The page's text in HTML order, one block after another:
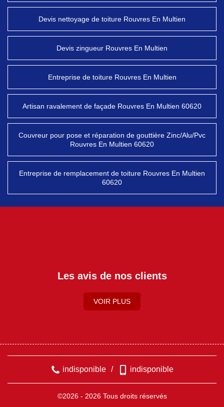
Devis nettoyage de toiture Rouvres En Multien
Devis zingueur Rouvres En Multien
Entreprise de toiture Rouvres En Multien
Artisan ravalement de façade Rouvres En Multien 60620
Couvreur pour pose et réparation de gouttière Zinc/Alu/Pvc
Rouvres En Multien 60620
Entreprise de remplacement de toiture Rouvres En Multien
60620
Les avis de nos clients
VOIR PLUS
indisponible / indisponible
©2026 - 2026 Tous droits réservés